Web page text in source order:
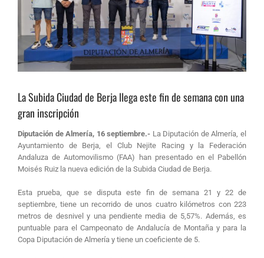
La Subida Ciudad de Berja llega este fin de semana con una
gran inscripción
Diputación de Almería, 16 septiembre.- La Diputación de Almería, el
Ayuntamiento de Berja, el Club Nejite Racing y la Federación
Andaluza de Automovilismo (FAA) han presentado en el Pabellón
Moisés Ruiz la nueva edición de la Subida Ciudad de Berja.
Esta prueba, que se disputa este fin de semana 21 y 22 de
septiembre, tiene un recorrido de unos cuatro kilómetros con 223
metros de desnivel y una pendiente media de 5,57%. Además, es
puntuable para el Campeonato de Andalucía de Montaña y para la
Copa Diputación de Almería y tiene un coeficiente de 5.